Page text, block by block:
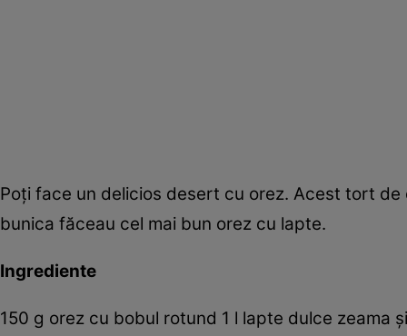
Poţi face un delicios desert cu orez. Acest tort
bunica făceau cel mai bun orez cu lapte.
Ingrediente
150 g orez cu bobul rotund 1 l lapte dulce